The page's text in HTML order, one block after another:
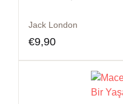
Jack London
€9,90